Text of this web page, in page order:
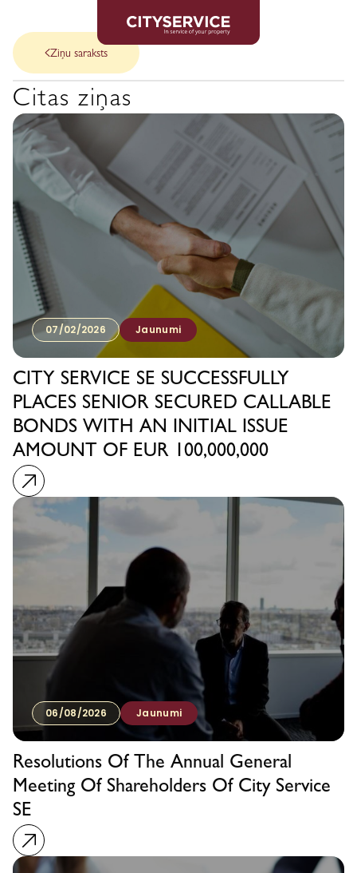
Ziņu saraksts
Citas ziņas
07/02/2026 Jaunumi
CITY SERVICE SE SUCCESSFULLY
PLACES SENIOR SECURED CALLABLE
BONDS WITH AN INITIAL ISSUE
AMOUNT OF EUR 100,000,000
06/08/2026 Jaunumi
Resolutions Of The Annual General
Meeting Of Shareholders Of City Service
SE